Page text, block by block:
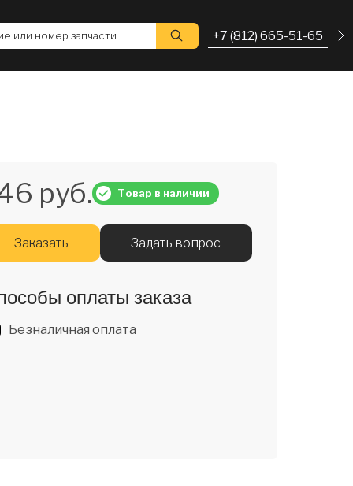
или номер запчасти +7 (812) 665-51-65
руб. Товар в наличии
Заказать Задать вопрос
оплаты заказа
Безналичная оплата